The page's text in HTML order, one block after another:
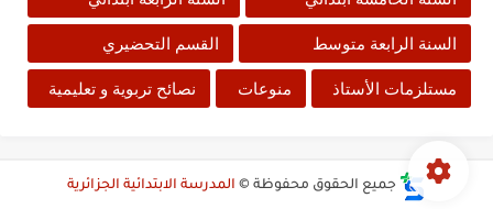
السنة الرابعة متوسط القسم التحضيري
مستلزمات الأستاذ منوعات نصائح تربوية و تعليمية
جميع الحقوق محفوظة © المدرسة الابتدائية الجزائرية